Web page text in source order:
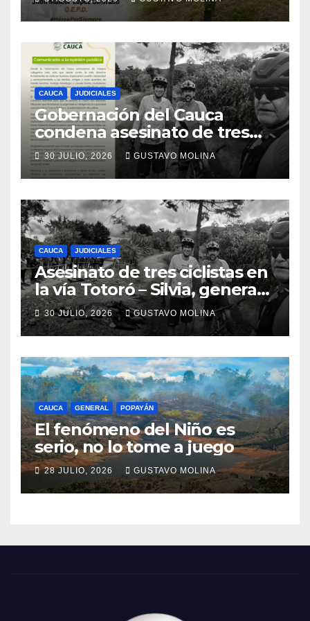
CAUCA JUDICIALES
Gobernación del Cauca
condena asesinato de tres
ciudadanos y exige medidas
urgentes al Gobierno
Nacional
30 JULIO, 2026 GUSTAVO MOLINA
CAUCA JUDICIALES
Asesinato de tres ciclistas en
la vía Totoró – Silvia, genera
consternación en el Cauca
30 JULIO, 2026 GUSTAVO MOLINA
CAUCA GENERAL POPAYÁN
El fenómeno del Niño es
serio, no lo tome a juego
28 JULIO, 2026 GUSTAVO MOLINA